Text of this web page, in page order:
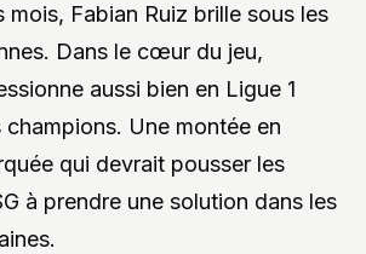
mois, Fabian Ruiz brille sous les
Dans le cœur du jeu,
aussi bien en Ligue 1
Une montée en
qui devrait pousser les
à prendre une solution dans les